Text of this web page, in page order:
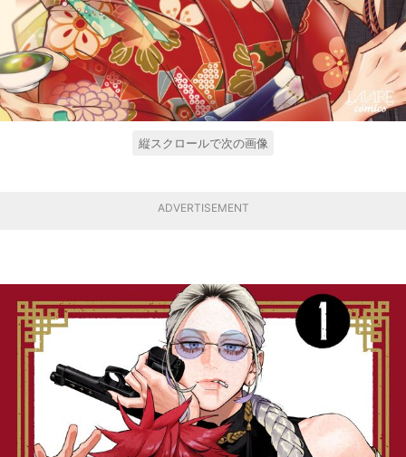
縦スクロールで次の画像
ADVERTISEMENT